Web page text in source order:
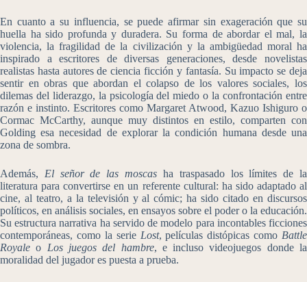
En cuanto a su influencia, se puede afirmar sin exageración que su
huella ha sido profunda y duradera. Su forma de abordar el mal, la
violencia, la fragilidad de la civilización y la ambigüedad moral ha
inspirado a escritores de diversas generaciones, desde novelistas
realistas hasta autores de ciencia ficción y fantasía. Su impacto se deja
sentir en obras que abordan el colapso de los valores sociales, los
dilemas del liderazgo, la psicología del miedo o la confrontación entre
razón e instinto. Escritores como Margaret Atwood, Kazuo Ishiguro o
Cormac McCarthy, aunque muy distintos en estilo, comparten con
Golding esa necesidad de explorar la condición humana desde una
zona de sombra.
Además, El señor de las moscas ha traspasado los límites de la
literatura para convertirse en un referente cultural: ha sido adaptado al
cine, al teatro, a la televisión y al cómic; ha sido citado en discursos
políticos, en análisis sociales, en ensayos sobre el poder o la educación.
Su estructura narrativa ha servido de modelo para incontables ficciones
contemporáneas, como la serie Lost, películas distópicas como Battle
Royale o Los juegos del hambre, e incluso videojuegos donde la
moralidad del jugador es puesta a prueba.